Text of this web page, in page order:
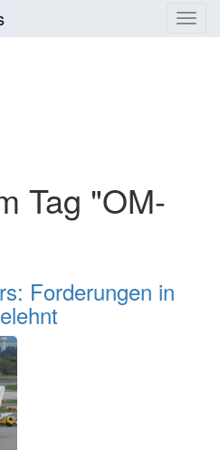
Tag "OM-
Forderungen in